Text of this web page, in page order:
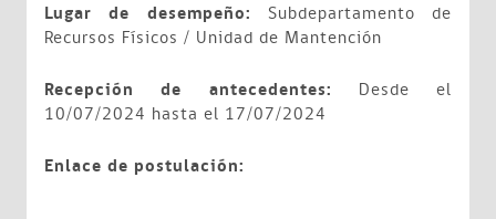
Lugar de desempeño: Subdepartamento de
Recursos Físicos / Unidad de Mantención
Recepción de antecedentes: Desde el
10/07/2024 hasta el 17/07/2024
Enlace de postulación: